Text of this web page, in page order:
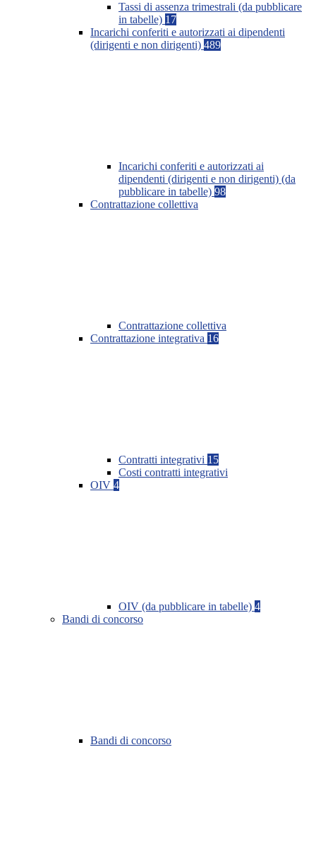
Tassi di assenza trimestrali (da pubblicare
in tabelle) 17
Incarichi conferiti e autorizzati ai dipendenti
(dirigenti e non dirigenti) 489
Incarichi conferiti e autorizzati ai
dipendenti (dirigenti e non dirigenti) (da
pubblicare in tabelle) 98
Contrattazione collettiva
Contrattazione collettiva
Contrattazione integrativa 16
Contratti integrativi 15
Costi contratti integrativi
OIV 4
OIV (da pubblicare in tabelle) 4
Bandi di concorso
Bandi di concorso